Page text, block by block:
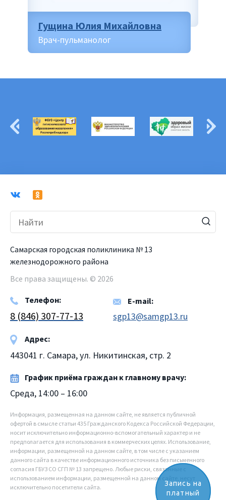
Гущина Юлия Михайловна
Врач-пульманолог
Самарская городская поликлиника № 13
железнодорожного района
Все права защищены. © 2026
Телефон:
8 (846) 307-77-13
E-mail:
sgp13@samgp13.ru
Адрес:
443041 г. Самара, ул. Никитинская, стр. 2
График приёма граждан к главному врачу:
Среда, 14:00 – 16:00
Информация, размещенная на данном сайте, не является публичной
офертой в смысле статьи 435 Гражданского Кодекса Российской Федерации,
носит исключительно информационно-вспомогательный характер и не
предполагается для использования в коммерческих целях. Использование,
информации, размещенной на данном сайте, в том числе с указанием
данного сайта в качестве информационного источника без письменного
согласия ГБУЗ СО СГП № 13 запрещено. Любые риски, связанные с
использованием информации, размещенной на данном сайте, несут
исключительно посетители сайта.
Запись на
платный